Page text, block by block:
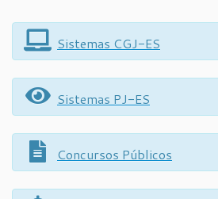
Sistemas CGJ-ES
Sistemas PJ-ES
Concursos Públicos